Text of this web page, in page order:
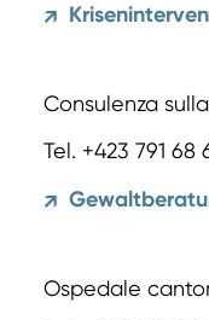
↗
Consulenza
Tel. +423 791 68
↗
Ospedale